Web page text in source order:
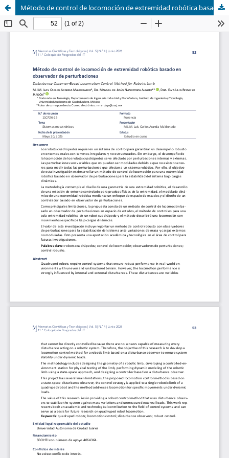
Método de control de locomoción de extremidad robótica basado en observador de perturbaciones